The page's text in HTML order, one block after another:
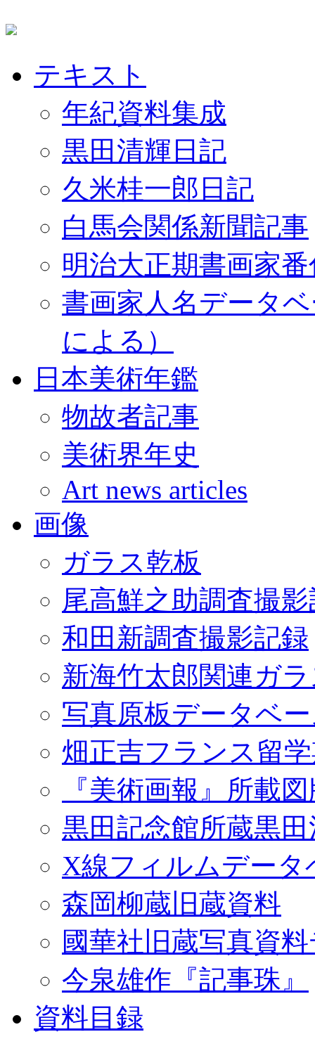
テキスト
年紀資料集成
黒田清輝日記
久米桂一郎日記
白馬会関係新聞記事
明治大正期書画家
書画家人名データ
による）
日本美術年鑑
物故者記事
美術界年史
Art news articles
画像
ガラス乾板
尾高鮮之助調査撮
和田新調査撮影記録
新海竹太郎関連ガ
写真原板データベ
畑正吉フランス留
『美術画報』所載
黒田記念館所蔵黒
X線フィルムデータ
森岡柳蔵旧蔵資料
國華社旧蔵写真資
今泉雄作『記事珠』
資料目録